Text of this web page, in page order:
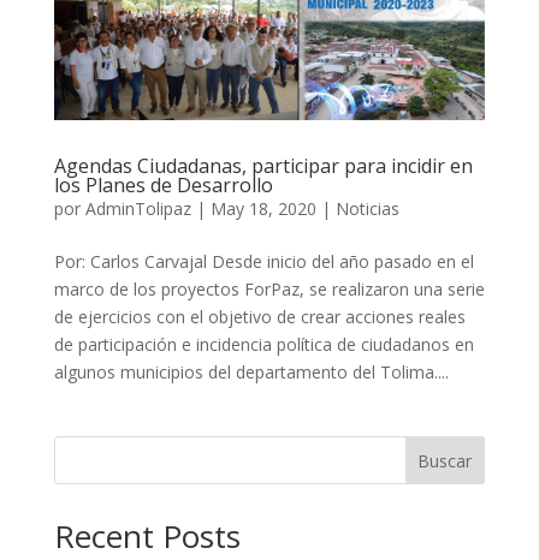
Agendas Ciudadanas, participar para incidir en
los Planes de Desarrollo
por AdminTolipaz| May 18, 2020 | Noticias
Por: Carlos Carvajal Desde inicio del año pasado en el
marco de los proyectos ForPaz, se realizaron una serie
de ejercicios con el objetivo de crear acciones reales
de participación e incidencia política de ciudadanos en
algunos municipios del departamento del Tolima....
Buscar
Recent Posts